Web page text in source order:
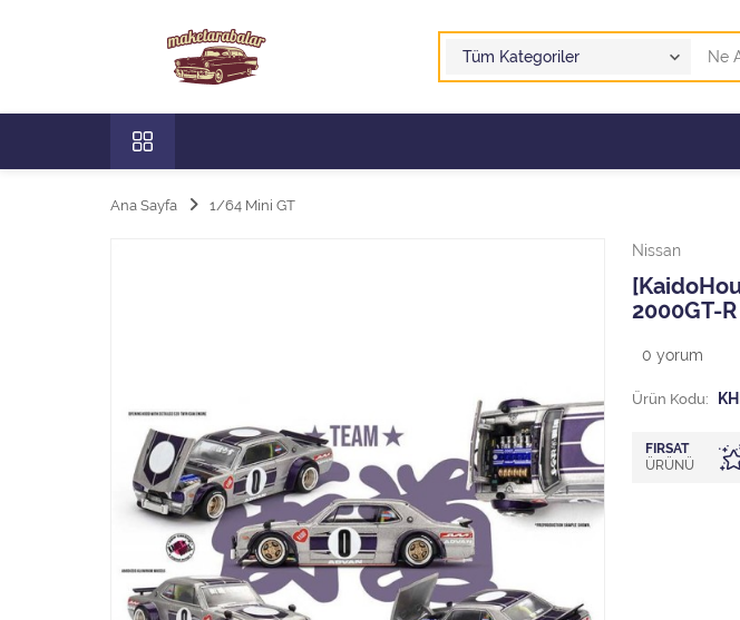
Ana Sayfa 1/64 Mini GT
Nissan
2000GT-
0 yorum
Ürün Kodu:
FIRSAT
ÜRÜNÜ